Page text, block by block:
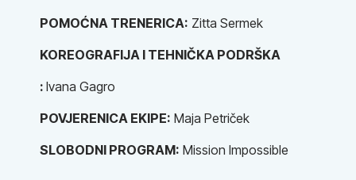
POMOĆNA TRENERICA: Zitta Sermek
KOREOGRAFIJA I TEHNIČKA PODRŠKA​
: Ivana Gagro
POVJERENICA EKIPE: Maja Petriček
SLOBODNI PROGRAM: Mission Impossible